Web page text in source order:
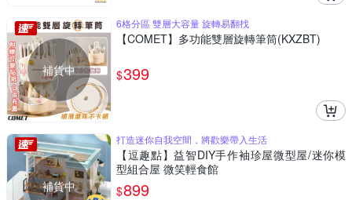
補貨中
6格分區 雙層大容量 旋轉易翻找
【COMET】多功能雙層旋轉筆筒(KXZBT)
$399
補貨中
打造迷你自我空間，將歡樂帶入生活
【逗趣點】益智DIY手作袖珍屋微型屋/迷你模
型組合屋 微笑輕食館
$899